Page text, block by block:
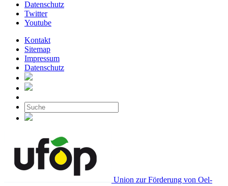
Datenschutz
Twitter
Youtube
Kontakt
Sitemap
Impressum
Datenschutz
Union zur Förderung von Oel-